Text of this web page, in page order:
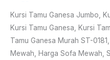
Kursi Tamu Ganesa Jumbo,
Kursi Tamu Ganesa, Kursi
Tamu Ganesa Murah ST-
Mewah, Harga Sofa Mewah,
Tamu
Ganesa
Murah
ST-